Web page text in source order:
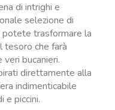
di intrighi e
selezione di
trasformare la
tesoro che farà
bucanieri.
direttamente alla
indimenticabile
e piccini.